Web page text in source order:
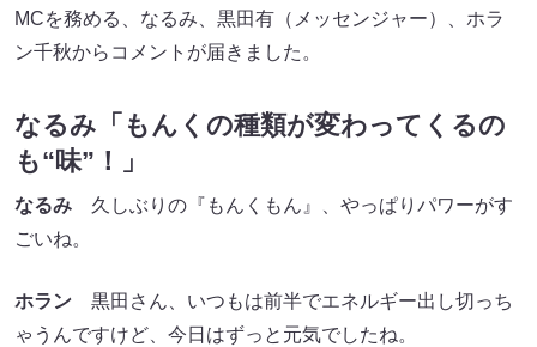
MCを務める、なるみ、黒田有（メッセンジャー）、ホラ
ン千秋からコメントが届きました。
なるみ「もんくの種類が変わってくるの
も“味”！」
なるみ 久しぶりの『もんくもん』、やっぱりパワーがす
ごいね。
ホラン 黒田さん、いつもは前半でエネルギー出し切っち
ゃうんですけど、今日はずっと元気でしたね。